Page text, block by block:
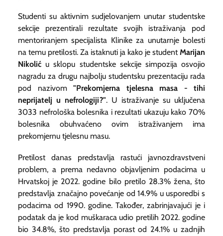
Studenti su aktivnim sudjelovanjem unutar studentske
sekcije prezentirali rezultate svojih istraživanja pod
mentoriranjem specijalista Klinike za unutarnje bolesti
na temu pretilosti. Za istaknuti ja kako je studentMarijan
Nikolić u sklopu studentske sekcije simpozija osvojio
nagradu za drugu najbolju studentsku prezentaciju rada
pod nazivom "Prekomjerna tjelesna masa - tihi
neprijatelj u nefrologiji?". U istraživanje su uključena
3033 nefrološka bolesnika i rezultati ukazuju kako 70%
bolesnika obuhvaćeno ovim istraživanjem ima
prekomjernu tjelesnu masu.
Pretilost danas predstavlja rastući javnozdravstveni
problem, a prema nedavno objavljenim podacima u
Hrvatskoj je 2022. godine bilo pretilo 28.3% žena, što
predstavlja značajno povećanje od 14.9% u usporedbi s
podacima od 1990. godine. Također, zabrinjavajući je i
podatak da je kod muškaraca udio pretilih 2022. godine
bio 34.8%, što predstavlja porast od 24.1% u zadnjih